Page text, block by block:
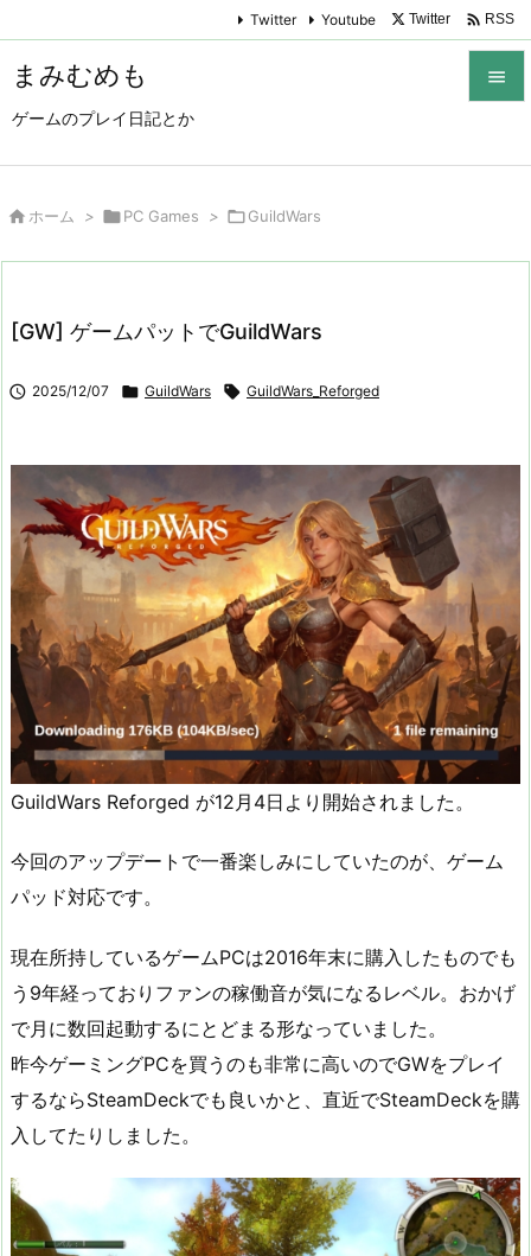
まみむめも
ゲームのプレイ日記とか

Twitter Youtube Twitter  RSS
 ホーム > PC Games > GuildWars
[GW] ゲームパットでGuildWars
 2025/12/07  GuildWars  GuildWars_Reforged
GuildWars Reforged が12月4日より開始されました。
今回のアップデートで一番楽しみにしていたのが、ゲーム
パッド対応です。
現在所持しているゲームPCは2016年末に購入したものでも
う9年経っておりファンの稼働音が気になるレベル。おかげ
で月に数回起動するにとどまる形なっていました。
昨今ゲーミングPCを買うのも非常に高いのでGWをプレイ
するならSteamDeckでも良いかと、直近でSteamDeckを購
入してたりしました。